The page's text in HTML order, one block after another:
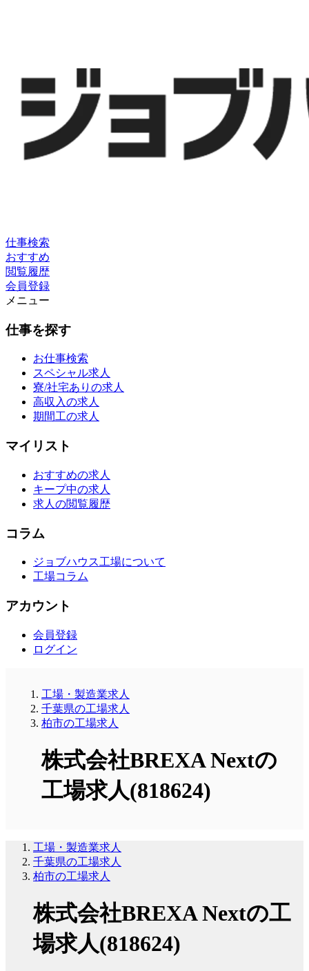
仕事検索
おすすめ
閲覧履歴
会員登録
メニュー
仕事を探す
お仕事検索
スペシャル求人
寮/社宅ありの求人
高収入の求人
期間工の求人
マイリスト
おすすめの求人
キープ中の求人
求人の閲覧履歴
コラム
ジョブハウス工場について
工場コラム
アカウント
会員登録
ログイン
工場・製造業求人
千葉県の工場求人
柏市の工場求人
株式会社BREXA Nextの
工場求人(818624)
工場・製造業求人
千葉県の工場求人
柏市の工場求人
株式会社BREXA Nextの工
場求人(818624)